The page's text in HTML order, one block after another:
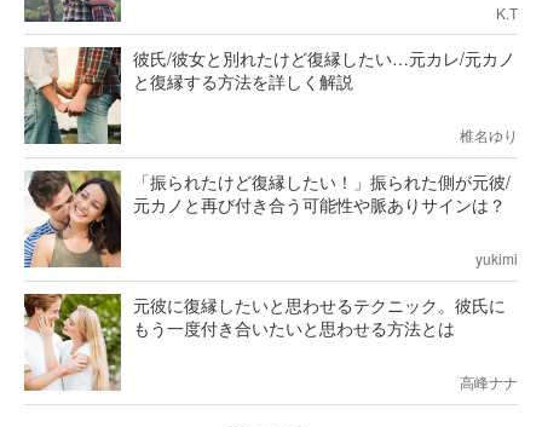
K.T
彼氏/彼女と別れたけど復縁したい…元カレ/元カノ
と復縁する方法を詳しく解説
椎名ゆり
「振られたけど復縁したい！」振られた側が元彼/
元カノと再び付き合う可能性や脈ありサインは？
yukimi
元彼に復縁したいと思わせるテクニック。彼氏に
もう一度付き合いたいと思わせる方法とは
高峰ナナ